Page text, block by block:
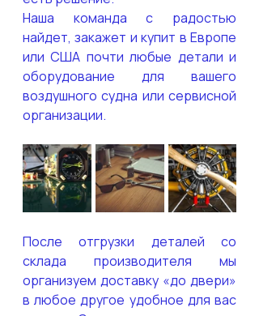
Наша команда с радостью
найдет, закажет и купит в Европе
или США почти любые детали и
оборудование для вашего
воздушного судна или сервисной
организации.
После отгрузки деталей со
склада производителя мы
организуем доставку «до двери»
в любое другое удобное для вас